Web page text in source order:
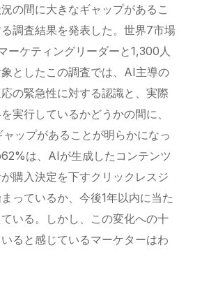
の間に大きなギャップがあるこ
調査結果を発表した。世界7市場
ーケティングリーダーと1,300人
としたこの調査では、AI主導の
の緊急性に対する認識と、実際
実行しているかどうかの間に、
ップがあることが明らかになっ
は、AIが生成したコンテンツ
購入決定を下すクリックレスジ
っているか、今後1年以内に当た
いる。しかし、この変化への十
ると感じているマーケターはわ